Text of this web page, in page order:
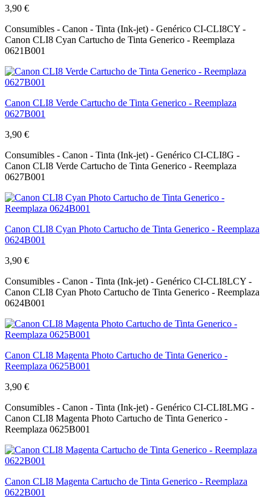
3,90 €
Consumibles - Canon - Tinta (Ink-jet) - Genérico CI-CLI8CY -
Canon CLI8 Cyan Cartucho de Tinta Generico - Reemplaza
0621B001
Canon CLI8 Verde Cartucho de Tinta Generico - Reemplaza
0627B001
3,90 €
Consumibles - Canon - Tinta (Ink-jet) - Genérico CI-CLI8G -
Canon CLI8 Verde Cartucho de Tinta Generico - Reemplaza
0627B001
Canon CLI8 Cyan Photo Cartucho de Tinta Generico - Reemplaza
0624B001
3,90 €
Consumibles - Canon - Tinta (Ink-jet) - Genérico CI-CLI8LCY -
Canon CLI8 Cyan Photo Cartucho de Tinta Generico - Reemplaza
0624B001
Canon CLI8 Magenta Photo Cartucho de Tinta Generico -
Reemplaza 0625B001
3,90 €
Consumibles - Canon - Tinta (Ink-jet) - Genérico CI-CLI8LMG -
Canon CLI8 Magenta Photo Cartucho de Tinta Generico -
Reemplaza 0625B001
Canon CLI8 Magenta Cartucho de Tinta Generico - Reemplaza
0622B001